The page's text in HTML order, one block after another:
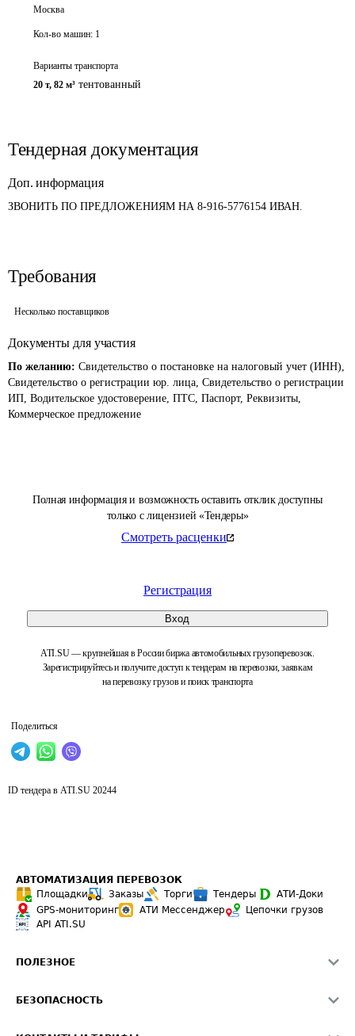
Полная информация и возможность оставить отклик доступны
только с лицензией «Тендеры»
Смотреть расценки
Регистрация
Вход
ATI.SU — крупнейшая в России биржа автомобильных грузоперевозок.
Зарегистрируйтесь и получите доступ к тендерам на перевозки, заявкам
на перевозку грузов и поиск транспорта
Поделиться
Москва
Кол-во машин: 1
Варианты транспорта
20 т, 82 м³ тентованный
Тендерная документация
Доп. информация
ЗВОНИТЬ ПО ПРЕДЛОЖЕНИЯМ НА 8-916-5776154 ИВАН.
Требования
Несколько поставщиков
Документы для участия
По желанию: Свидетельство о постановке на налоговый учет (ИНН),
Свидетельство о регистрации юр. лица, Свидетельство о регистрации
ИП, Водительское удостоверение, ПТС, Паспорт, Реквизиты,
Коммерческое предложение
ID тендера в ATI.SU 20244
АВТОМАТИЗАЦИЯ ПЕРЕВОЗОК
Площадки
Заказы Торги Тендеры
АТИ-Доки
GPS-мониторинг
АТИ Мессенджер
Цепочки грузов
API ATI.SU
ПОЛЕЗНОЕ
Звезды ATI.SU на вашем сайте
БЕЗОПАСНОСТЬ